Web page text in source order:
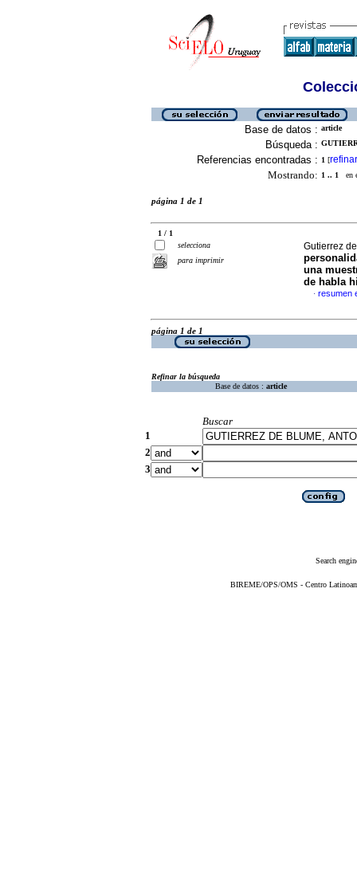
Base de datos : article
Búsqueda :
Referencias encontradas : 1 [refinar
Mostrando: 1 .. 1 en
página 1 de 1
1 / 1
selecciona
para imprimir
Gutierrez
una
de habla
· resumen
página 1 de 1
Refinar la búsqueda
Base de datos : article
Buscar
1
2
3
Search
BIREME/OPS/OMS - Centro